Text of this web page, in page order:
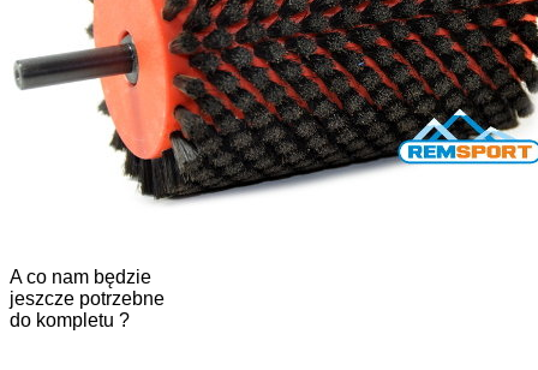
A co nam będzie
jeszcze potrzebne
do kompletu ?